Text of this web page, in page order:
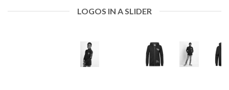
LOGOS IN A SLIDER